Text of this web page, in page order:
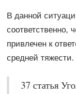
В данной
соответственно,
привлечен к
средней тяжести.
37 статья